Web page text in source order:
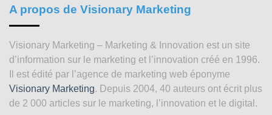
A propos de Visionary Marketing
Visionary Marketing – Marketing & Innovation est un site
d’information sur le marketing et l’innovation créé en 1996.
Il est édité par l’agence de marketing web éponyme
Visionary Marketing. Depuis 2004, 40 auteurs ont écrit plus
de 2 000 articles sur le marketing, l’innovation et le digital.